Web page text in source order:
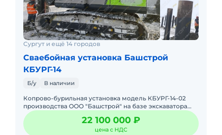
Сургут и ещё 14 городов
Сваебойная установка Башстрой
КБУРГ-14
Б/у В наличии
Копрово-бурильная установка модель КБУРГ-14-02
производства ООО "Башстрой" на базе экскаватора
ZoomLion ZE370. В хорошем состоянии. Цена с НДС.
Готова к эксплу
22 100 000 ₽
цена с НДС